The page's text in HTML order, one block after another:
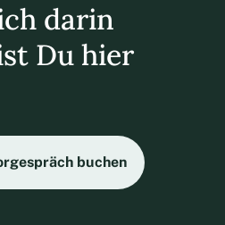
darin
Du hier
buchen